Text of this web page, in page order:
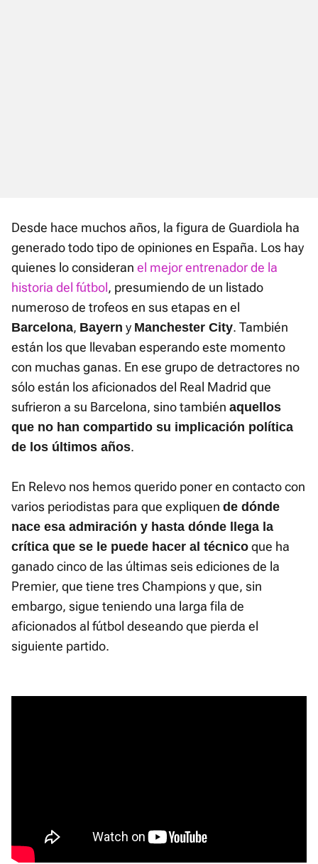
Desde hace muchos años, la figura de Guardiola ha
generado todo tipo de opiniones en España. Los hay
quienes lo consideran el mejor entrenador de la
historia del fútbol, presumiendo de un listado
numeroso de trofeos en sus etapas en el
Barcelona, Bayern y Manchester City. También
están los que llevaban esperando este momento
con muchas ganas. En ese grupo de detractores no
sólo están los aficionados del Real Madrid que
sufrieron a su Barcelona, sino también aquellos
que no han compartido su implicación política
de los últimos años.
En Relevo nos hemos querido poner en contacto con
varios periodistas para que expliquen de dónde
nace esa admiración y hasta dónde llega la
crítica que se le puede hacer al técnico que ha
ganado cinco de las últimas seis ediciones de la
Premier, que tiene tres Champions y que, sin
embargo, sigue teniendo una larga fila de
aficionados al fútbol deseando que pierda el
siguiente partido.